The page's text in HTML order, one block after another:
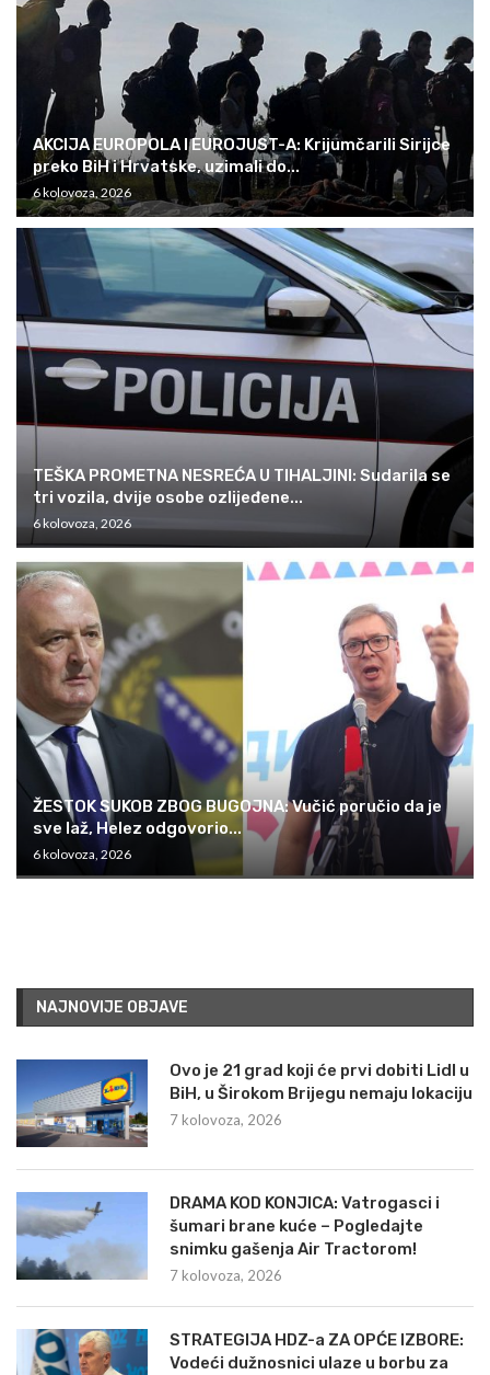
AKCIJA EUROPOLA I EUROJUST-A: Krijumčarili Sirijce
preko BiH i Hrvatske, uzimali do...
6 kolovoza, 2026
TEŠKA PROMETNA NESREĆA U TIHALJINI: Sudarila se
tri vozila, dvije osobe ozlijeđene...
6 kolovoza, 2026
ŽESTOK SUKOB ZBOG BUGOJNA: Vučić poručio da je
sve laž, Helez odgovorio...
6 kolovoza, 2026
NAJNOVIJE OBJAVE
Ovo je 21 grad koji će prvi dobiti Lidl u
BiH, u Širokom Brijegu nemaju lokaciju
7 kolovoza, 2026
DRAMA KOD KONJICA: Vatrogasci i
šumari brane kuće – Pogledajte
snimku gašenja Air Tractorom!
7 kolovoza, 2026
STRATEGIJA HDZ-a ZA OPĆE IZBORE:
Vodeći dužnosnici ulaze u borbu za